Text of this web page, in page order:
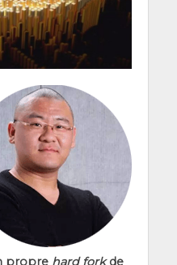
propre hard forkde